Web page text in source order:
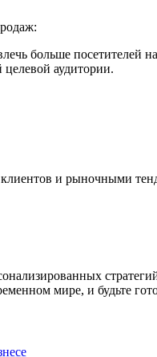
больше посетителей
аудитории.
клиентов и рыночными
мире, и будьте